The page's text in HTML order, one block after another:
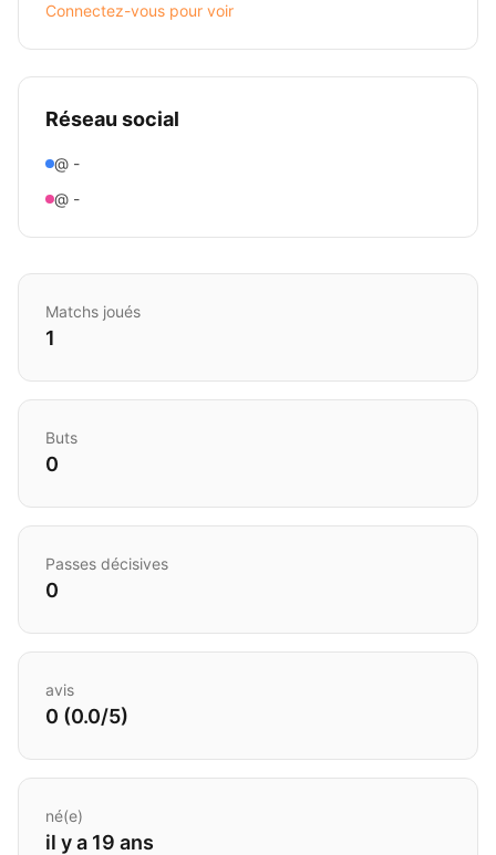
Connectez-vous pour voir
Réseau social
@ -
@ -
Matchs joués
1
Buts
0
Passes décisives
0
avis
0 (0.0/5)
né(e)
il y a 19 ans